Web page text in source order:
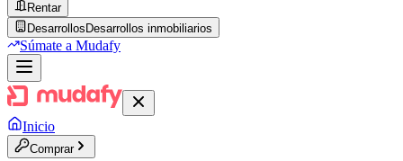
Rentar
Desarrollos Desarrollos inmobiliarios
Súmate a Mudafy
Inicio
Comprar